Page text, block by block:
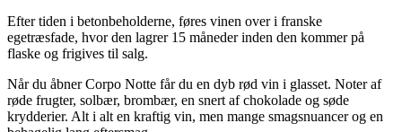
Efter tiden i betonbeholderne, føres vinen over i franske
egetræsfade, hvor den lagrer 15 måneder inden den kommer på
flaske og frigives til salg.
Når du åbner Corpo Notte får du en dyb rød vin i glasset. Noter af
røde frugter, solbær, brombær, en snert af chokolade og søde
krydderier. Alt i alt en kraftig vin, men mange smagsnuancer og en